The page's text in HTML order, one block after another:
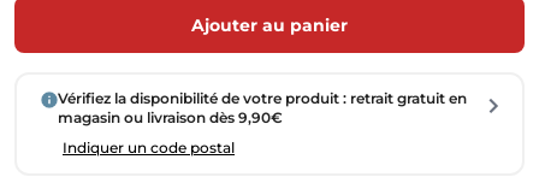
Ajouter au panier
Vérifiez la disponibilité de votre produit : retrait gratuit en
magasin ou livraison dès 9,90€
Indiquer un code postal